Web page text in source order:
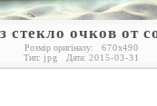
стекло очков от
Розмір оригіналу: 670x490
Тип: jpg Дата: 2015-03-31